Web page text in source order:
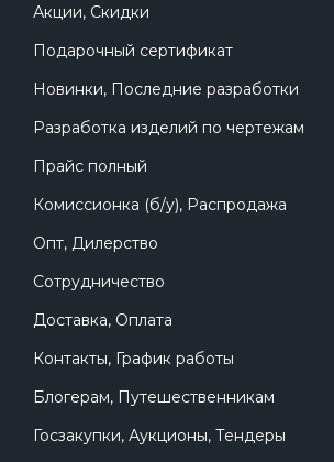
Акции, Скидки
Подарочный сертификат
Новинки, Последние разработки
Разработка изделий по чертежам
Прайс полный
Комиссионка (б/у), Распродажа
Опт, Дилерство
Сотрудничество
Доставка, Оплата
Контакты, График работы
Блогерам, Путешественникам
Госзакупки, Аукционы, Тендеры